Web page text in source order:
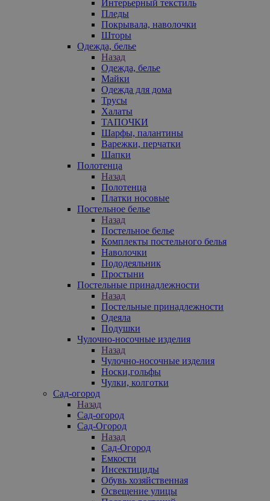
Интерьерный текстиль
Пледы
Покрывала, наволочки
Шторы
Одежда, белье
Назад
Одежда, белье
Майки
Одежда для дома
Трусы
Халаты
ТАПОЧКИ
Шарфы, палантины
Варежки, перчатки
Шапки
Полотенца
Назад
Полотенца
Платки носовые
Постельное белье
Назад
Постельное белье
Комплекты постельного белья
Наволочки
Пододеяльник
Простыни
Постельные принадлежности
Назад
Постельные принадлежности
Одеяла
Подушки
Чулочно-носочные изделия
Назад
Чулочно-носочные изделия
Носки,гольфы
Чулки, колготки
Сад-огород
Назад
Сад-огород
Сад-Огород
Назад
Сад-Огород
Емкости
Инсектициды
Обувь хозяйственная
Освещение улицы